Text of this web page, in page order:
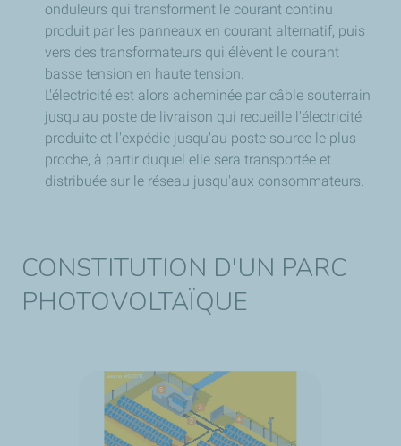
onduleurs qui transforment le courant continu
produit par les panneaux en courant alternatif, puis
vers des transformateurs qui élèvent le courant
basse tension en haute tension.
L'électricité est alors acheminée par câble souterrain
jusqu'au poste de livraison qui recueille l'électricité
produite et l'expédie jusqu'au poste source le plus
proche, à partir duquel elle sera transportée et
distribuée sur le réseau jusqu'aux consommateurs.
CONSTITUTION D'UN PARC
PHOTOVOLTAÏQUE